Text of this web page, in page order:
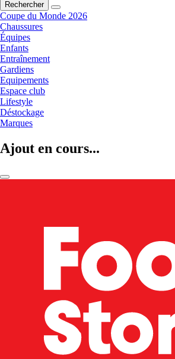
Rechercher
Coupe du Monde 2026
Chaussures
Équipes
Enfants
Entraînement
Gardiens
Equipements
Espace club
Lifestyle
Déstockage
Marques
Ajout en cours...